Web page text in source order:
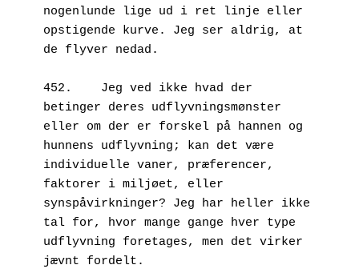
nogenlunde lige ud i ret linje eller
opstigende kurve. Jeg ser aldrig, at
de flyver nedad.
452.	Jeg ved ikke hvad der
betinger deres udflyvningsmønster
eller om der er forskel på hannen og
hunnens udflyvning; kan det være
individuelle vaner, præferencer,
faktorer i miljøet, eller
synspåvirkninger? Jeg har heller ikke
tal for, hvor mange gange hver type
udflyvning foretages, men det virker
jævnt fordelt.